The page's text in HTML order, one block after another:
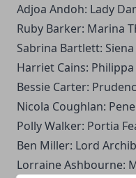
Adjoa Andoh: Lady
Ruby Barker: Marina
Sabrina Bartlett: Siena
Harriet Cains:
Bessie Carter:
Nicola Coughlan:
Polly Walker: Portia
Ben Miller: Lord
Lorraine Ashbourne: